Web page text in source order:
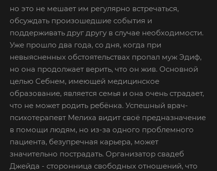
но это не мешает им регулярно встречаться,
обсуждать произошедшие события и
поддерживать друг другу в случае необходимости.
Уже прошло два года, со дня, когда при
невыясненных обстоятельствах пропал муж Эдиф,
но она продолжает верить, что он жив. Основной
целью Себнем, имеющей медицинское
образование, является семья и она очень страдает,
что не может родить ребёнка. Успешный врач-
психотерапевт Мелиха видит своё предназначение
в помощи людям, но из-за одного проблемного
пациента, безупречная карьера, может
значительно пострадать. Организатор свадеб
Джейда - сторонница свободных отношений, что